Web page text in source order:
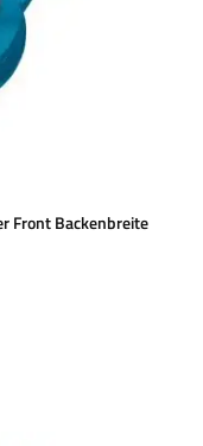
Front Backenbreite